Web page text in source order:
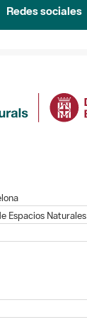
Redes sociales
Espacios Naturales